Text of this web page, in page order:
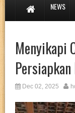
NEWS
Menyikapi
Dec 02, 2025